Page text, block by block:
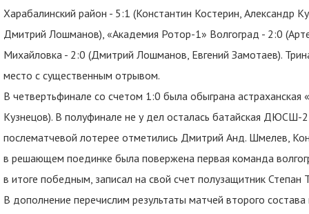
Харабалинский район - 5:1 (Константин Костерин, Александр
Дмитрий Лошманов), «Академия Ротор-1» Волгоград - 2:0
Михайловка - 2:0 (Дмитрий Лошманов, Евгений Замотаев).
место с существенным отрывом.
В четвертьфинале со счетом 1:0 была обыграна
Кузнецов). В полуфинале не у дел осталась батайская ДЮСШ-
послематчевой лотерее отметились Дмитрий Анд. Шмелев,
в решающем поединке была повержена первая команда
в итоге победным, записал на свой счет полузащитник Степан
В дополнение перечислим результаты матчей второго